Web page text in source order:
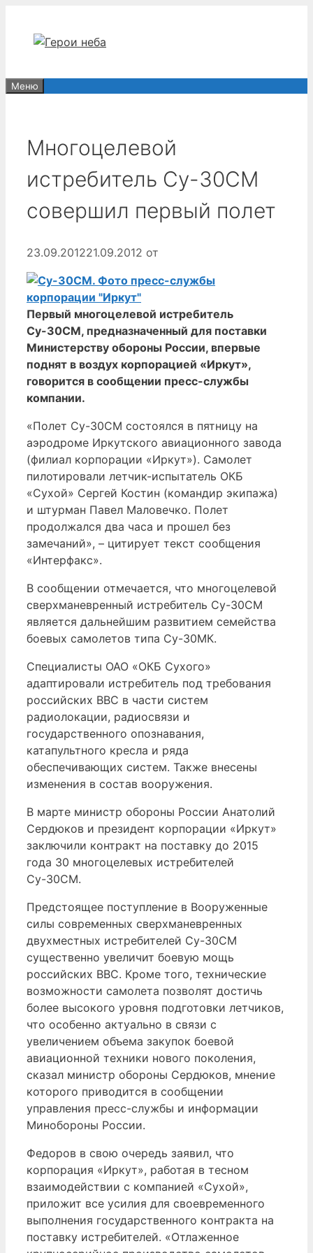
содержимому
Меню
Многоцелевой
истребитель Су-30СМ
совершил первый полет
23.09.201221.09.2012 от
Первый многоцелевой истребитель
Су-30СМ, предназначенный для поставки
Министерству обороны России, впервые
поднят в воздух корпорацией «Иркут»,
говорится в сообщении пресс-службы
компании.
«Полет Су-30СМ состоялся в пятницу на
аэродроме Иркутского авиационного завода
(филиал корпорации «Иркут»). Самолет
пилотировали летчик-испытатель ОКБ
«Сухой» Сергей Костин (командир экипажа)
и штурман Павел Маловечко. Полет
продолжался два часа и прошел без
замечаний», – цитирует текст сообщения
«Интерфакс».
В сообщении отмечается, что многоцелевой
сверхманевренный истребитель Су-30СМ
является дальнейшим развитием семейства
боевых самолетов типа Су-30МК.
Специалисты ОАО «ОКБ Сухого»
адаптировали истребитель под требования
российских ВВС в части систем
радиолокации, радиосвязи и
государственного опознавания,
катапультного кресла и ряда
обеспечивающих систем. Также внесены
изменения в состав вооружения.
В марте министр обороны России Анатолий
Сердюков и президент корпорации «Иркут»
заключили контракт на поставку до 2015
года 30 многоцелевых истребителей
Су-30СМ.
Предстоящее поступление в Вооруженные
силы современных сверхманевренных
двухместных истребителей Су-30СМ
существенно увеличит боевую мощь
российских ВВС. Кроме того, технические
возможности самолета позволят достичь
более высокого уровня подготовки летчиков,
что особенно актуально в связи с
увеличением объема закупок боевой
авиационной техники нового поколения,
сказал министр обороны Сердюков, мнение
которого приводится в сообщении
управления пресс-службы и информации
Минобороны России.
Федоров в свою очередь заявил, что
корпорация «Иркут», работая в тесном
взаимодействии с компанией «Сухой»,
приложит все усилия для своевременного
выполнения государственного контракта на
поставку истребителей. «Отлаженное